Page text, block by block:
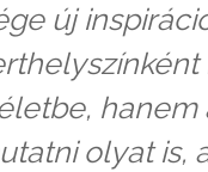
új
hanem
olyat is,